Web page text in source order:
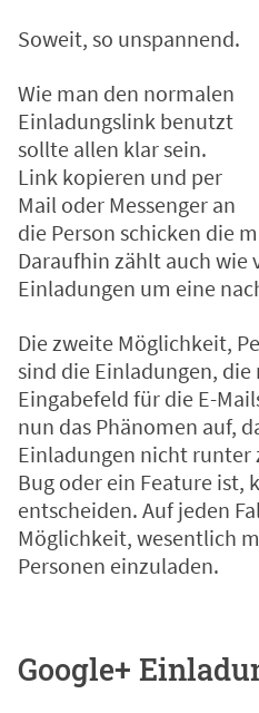
Soweit, so unspannend.
Wie man den normalen
Einladungslink benutzt
sollte allen klar sein.
Link kopieren und per
Mail oder Messenger an
die Person schicken die
Daraufhin zählt auch wie
Einladungen um eine
Die zweite Möglichkeit,
sind die Einladungen, die
Eingabefeld für die E-
nun das Phänomen auf,
Einladungen nicht runter
Bug oder ein Feature ist,
entscheiden. Auf jeden
Möglichkeit, wesentlich
Personen einzuladen.
Google+